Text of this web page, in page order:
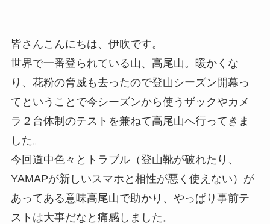
皆さんこんにちは、伊吹です。
世界で一番登られている山、高尾山。暖かくな
り、花粉の脅威も去ったので登山シーズン開幕っ
てということで今シーズンから使うザックやカメ
ラ２台体制のテストを兼ねて高尾山へ行ってきま
した。
今回道中色々とトラブル（登山靴が破れたり、
YAMAPが新しいスマホと相性が悪く使えない）が
あってある意味高尾山で助かり、やっぱり事前テ
ストは大事だなと痛感しました。